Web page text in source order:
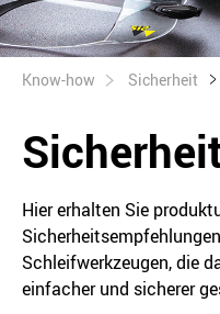
Know-how Sicherheit
Hier erhalten Sie
Schleifwerkzeugen, die
einfacher und sicherer